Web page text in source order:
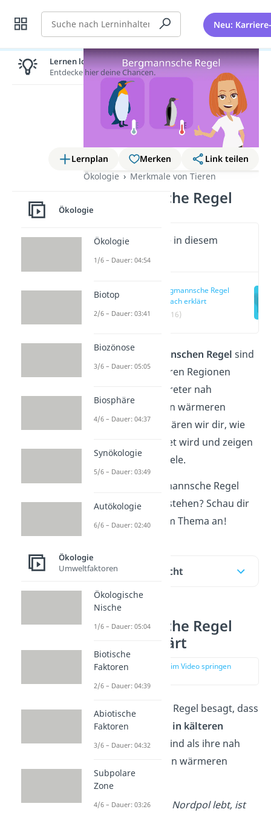
Suche Neu:
Lernplan Merken
Link teilen
Ökologie
Merkmale von Tieren
Bergmannsche Regel
Wichtige Inhalte in diesem
Video
Bergmannsche Regel
einfach erklärt
(00:16)
Nach derBergmannschen Regel sind
Säugetiere in kälteren Regionen
größer als die Vertreter nah
verwandter Arten in wärmeren
Regionen. Hier erklären wir dir, wie
die Regel begründet wird und zeigen
dir konkrete Beispiele.
Du willst die Bergmannsche Regel
noch schneller verstehen? Schau dir
unserVideozu dem Thema an!
Inhaltsübersicht
Bergmannsche Regel
einfach erklärt
zur Stelle im Video springen
Die Bergmannsche Regel besagt, dass
gleichwarme Tiere in kälteren
Regionen größer
sind als ihre nah
verwandten Arten in wärmeren
Regionen.
DerEisbär, der am Nordpol lebt, ist
Lernen lohnt sich!
Entdecke hier deine Chancen.
Ökologie
Ökologie
1/6 – Dauer: 04:54
Biotop
2/6 – Dauer: 03:41
Biozönose
3/6 – Dauer: 05:05
Biosphäre
4/6 – Dauer: 04:37
Synökologie
5/6 – Dauer: 03:49
Autökologie
6/6 – Dauer: 02:40
Ökologie
Umweltfaktoren
Ökologische
Nische
1/6 – Dauer: 05:04
Biotische
Faktoren
2/6 – Dauer: 04:39
Abiotische
Faktoren
3/6 – Dauer: 04:32
Subpolare
Zone
4/6 – Dauer: 03:26